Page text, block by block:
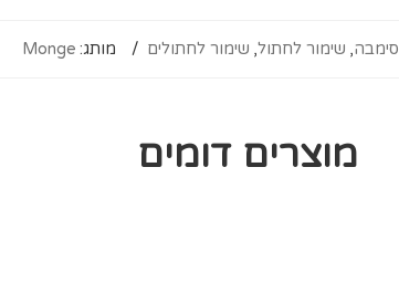
סימבה, שימור לחתול, שימור לחתולים מותג: Monge
מוצרים דומים